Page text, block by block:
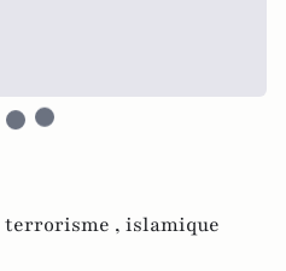
terrorisme , islamique